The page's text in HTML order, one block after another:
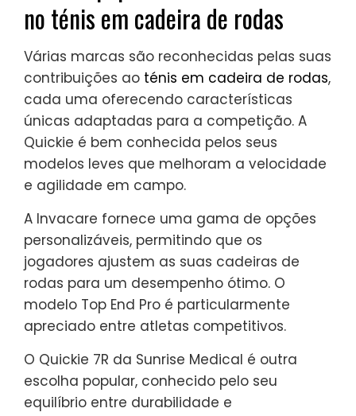
no ténis em cadeira de rodas
Várias marcas são reconhecidas pelas suas
contribuições ao ténis em cadeira de rodas,
cada uma oferecendo características
únicas adaptadas para a competição. A
Quickie é bem conhecida pelos seus
modelos leves que melhoram a velocidade
e agilidade em campo.
A Invacare fornece uma gama de opções
personalizáveis, permitindo que os
jogadores ajustem as suas cadeiras de
rodas para um desempenho ótimo. O
modelo Top End Pro é particularmente
apreciado entre atletas competitivos.
O Quickie 7R da Sunrise Medical é outra
escolha popular, conhecido pelo seu
equilíbrio entre durabilidade e